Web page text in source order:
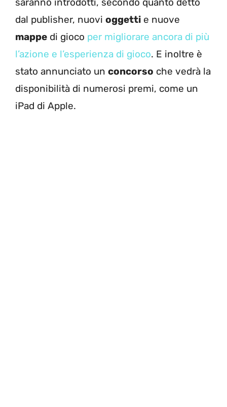
dal publisher, nuovi oggetti e nuove
mappe di gioco per migliorare ancora di più
l’azione e l’esperienza di gioco. E inoltre è
stato annunciato un concorso che vedrà la
disponibilità di numerosi premi, come un
iPad di Apple.